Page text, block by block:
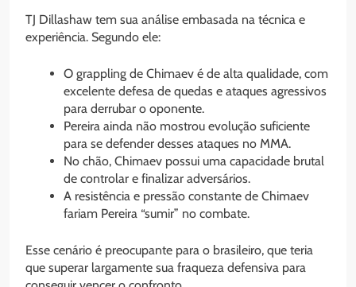
TJ Dillashaw tem sua análise embasada na técnica e
experiência. Segundo ele:
O grappling de Chimaev é de alta qualidade, com
excelente defesa de quedas e ataques agressivos
para derrubar o oponente.
Pereira ainda não mostrou evolução suficiente
para se defender desses ataques no MMA.
No chão, Chimaev possui uma capacidade brutal
de controlar e finalizar adversários.
A resistência e pressão constante de Chimaev
fariam Pereira “sumir” no combate.
Esse cenário é preocupante para o brasileiro, que teria
que superar largamente sua fraqueza defensiva para